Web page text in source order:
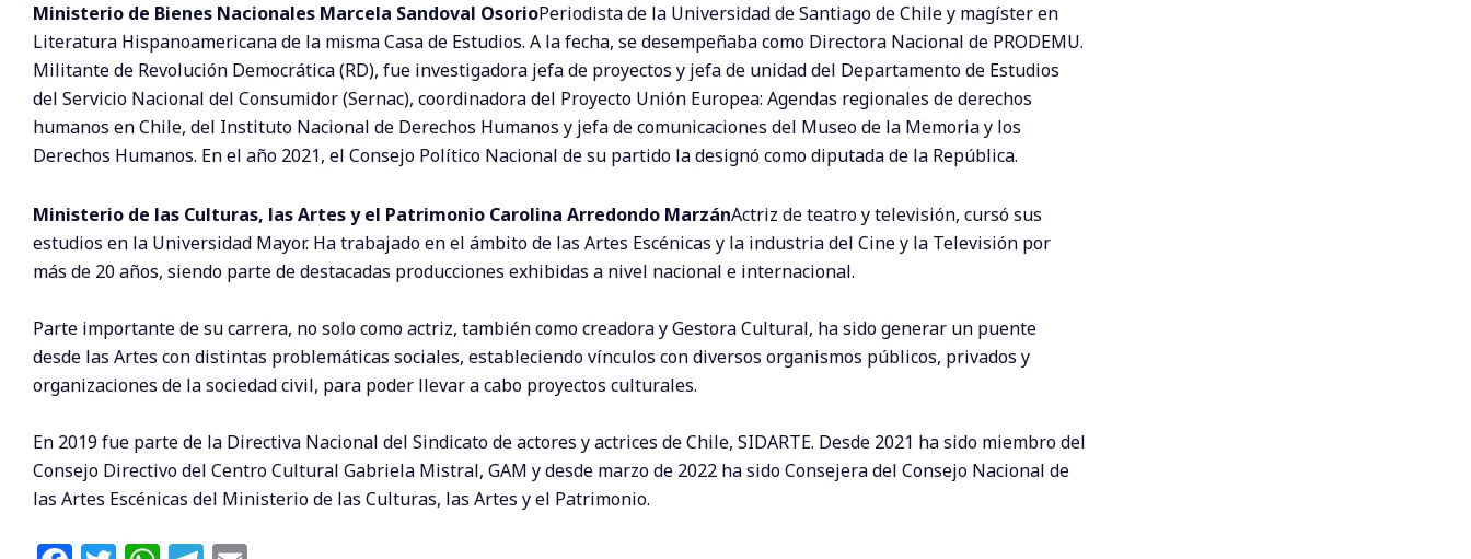
Ministerio de Bienes Nacionales Marcela Sandoval OsorioPeriodista de la Universidad de Santiago de Chile y magíster en
Literatura Hispanoamericana de la misma Casa de Estudios. A la fecha, se desempeñaba como Directora Nacional de PRODEMU.
Militante de Revolución Democrática (RD), fue investigadora jefa de proyectos y jefa de unidad del Departamento de Estudios
del Servicio Nacional del Consumidor (Sernac), coordinadora del Proyecto Unión Europea: Agendas regionales de derechos
humanos en Chile, del Instituto Nacional de Derechos Humanos y jefa de comunicaciones del Museo de la Memoria y los
Derechos Humanos. En el año 2021, el Consejo Político Nacional de su partido la designó como diputada de la República.
Ministerio de las Culturas, las Artes y el Patrimonio Carolina Arredondo MarzánActriz de teatro y televisión, cursó sus
estudios en la Universidad Mayor. Ha trabajado en el ámbito de las Artes Escénicas y la industria del Cine y la Televisión por
más de 20 años, siendo parte de destacadas producciones exhibidas a nivel nacional e internacional.
Parte importante de su carrera, no solo como actriz, también como creadora y Gestora Cultural, ha sido generar un puente
desde las Artes con distintas problemáticas sociales, estableciendo vínculos con diversos organismos públicos, privados y
organizaciones de la sociedad civil, para poder llevar a cabo proyectos culturales.
En 2019 fue parte de la Directiva Nacional del Sindicato de actores y actrices de Chile, SIDARTE. Desde 2021 ha sido miembro del
Consejo Directivo del Centro Cultural Gabriela Mistral, GAM y desde marzo de 2022 ha sido Consejera del Consejo Nacional de
las Artes Escénicas del Ministerio de las Culturas, las Artes y el Patrimonio.